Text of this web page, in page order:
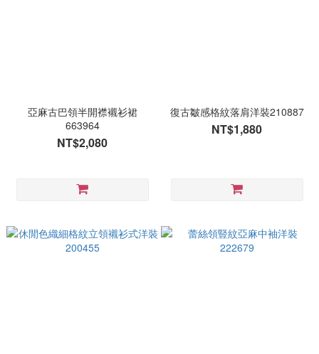
亞麻古巴領半開襟襯衫裙
663964
NT$2,080
復古皺感格紋落肩洋裝210887
NT$1,880